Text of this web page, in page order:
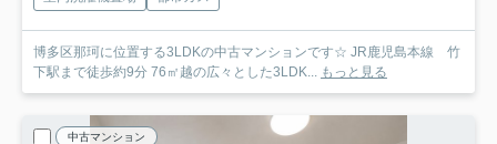
博多区那珂に位置する3LDKの中古マンションです☆ JR鹿児島本線 竹
下駅まで徒歩約9分 76㎡越の広々とした3LDK...
もっと見る
中古マンション